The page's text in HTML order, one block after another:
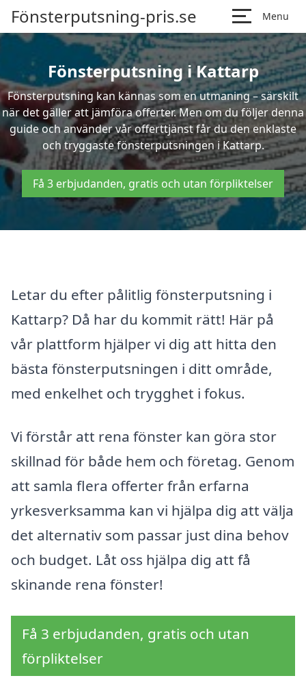
Fönsterputsning-pris.se Menu
Fönsterputsning i Kattarp
Fönsterputsning kan kännas som en utmaning – särskilt
när det gäller att jämföra offerter. Men om du följer denna
guide och använder vår offerttjänst får du den enklaste
och tryggaste fönsterputsningen i Kattarp.
Få 3 erbjudanden, gratis och utan förpliktelser
Letar du efter pålitlig fönsterputsning i
Kattarp? Då har du kommit rätt! Här på
vår plattform hjälper vi dig att hitta den
bästa fönsterputsningen i ditt område,
med enkelhet och trygghet i fokus.
Vi förstår att rena fönster kan göra stor
skillnad för både hem och företag. Genom
att samla flera offerter från erfarna
yrkesverksamma kan vi hjälpa dig att välja
det alternativ som passar just dina behov
och budget. Låt oss hjälpa dig att få
skinande rena fönster!
Få 3 erbjudanden, gratis och utan
förpliktelser